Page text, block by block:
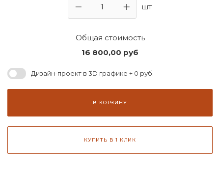
шт
Общая стоимость
16 800,00 руб
Дизайн-проект в 3D графике + 0 руб.
В КОРЗИНУ
КУПИТЬ В 1 КЛИК